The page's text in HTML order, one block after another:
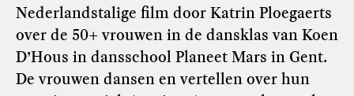
Nederlandstalige film door Katrin Ploegaerts
over de 50+ vrouwen in de dansklas van Koen
D’Hous in dansschool Planeet Mars in Gent.
De vrouwen dansen en vertellen over hun